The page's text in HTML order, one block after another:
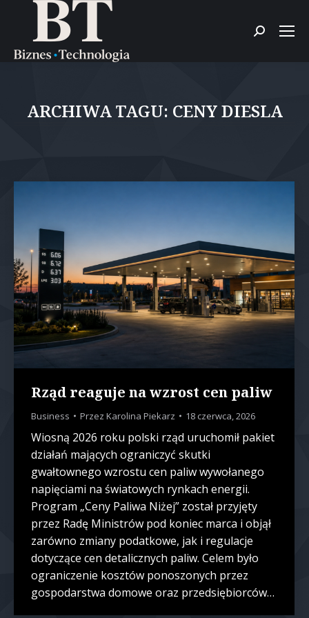
Szukaj:
ARCHIWA TAGU: CENY DIESLA
Rząd reaguje na wzrost cen paliw
Business Przez Karolina Piekarz 18 czerwca, 2026
Wiosną 2026 roku polski rząd uruchomił pakiet
działań mających ograniczyć skutki
gwałtownego wzrostu cen paliw wywołanego
napięciami na światowych rynkach energii.
Program „Ceny Paliwa Niżej” został przyjęty
przez Radę Ministrów pod koniec marca i objął
zarówno zmiany podatkowe, jak i regulacje
dotyczące cen detalicznych paliw. Celem było
ograniczenie kosztów ponoszonych przez
gospodarstwa domowe oraz przedsiębiorców…